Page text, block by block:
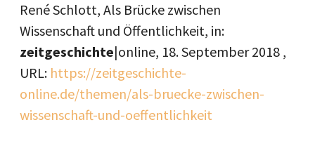
René Schlott, Als Brücke zwischen
Wissenschaft und Öffentlichkeit, in:
zeitgeschichte|online, 18. September 2018 ,
URL: https://zeitgeschichte-
online.de/themen/als-bruecke-zwischen-
wissenschaft-und-oeffentlichkeit